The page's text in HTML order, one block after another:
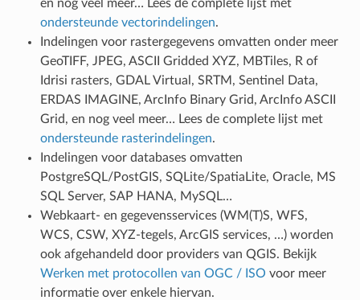
en nog veel meer… Lees de complete lijst met
ondersteunde vectorindelingen.
Indelingen voor rastergegevens omvatten onder meer
GeoTIFF, JPEG, ASCII Gridded XYZ, MBTiles, R of
Idrisi rasters, GDAL Virtual, SRTM, Sentinel Data,
ERDAS IMAGINE, ArcInfo Binary Grid, ArcInfo ASCII
Grid, en nog veel meer… Lees de complete lijst met
ondersteunde rasterindelingen.
Indelingen voor databases omvatten
PostgreSQL/PostGIS, SQLite/SpatiaLite, Oracle, MS
SQL Server, SAP HANA, MySQL…
Webkaart- en gegevensservices (WM(T)S, WFS,
WCS, CSW, XYZ-tegels, ArcGIS services, …) worden
ook afgehandeld door providers van QGIS. Bekijk
Werken met protocollen van OGC / ISO voor meer
informatie over enkele hiervan.